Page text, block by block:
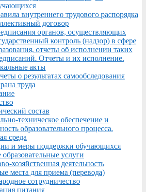
внутреннего трудового распорядка
договор
органов, осуществляющих
контроль (надзор) в сфере
отчеты об исполнении таких
Отчеты и их исполнение.
акты
о результатах самообследования
труда
состав
техническое обеспечение и
образовательного процесса.
среда
и меры поддержки обучающихся
услуги
хозяйственная деятельность
места для приема (перевода)
сотрудничество
питания